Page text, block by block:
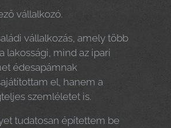
vállalkozó.
vállalkozás, amely több
lakossági, mind az ipari
édesapámnak
el, hanem a
szemléletet is.
tudatosan építettem be